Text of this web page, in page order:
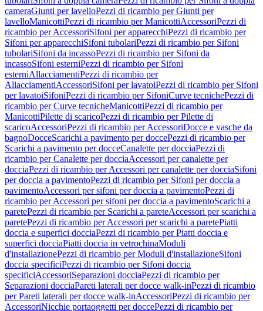
cameraGiunti per lavelloPezzi di ricambio per Giunti per
lavelloManicottiPezzi di ricambio per ManicottiAccessoriPezzi di
ricambio per AccessoriSifoni per apparecchiPezzi di ricambio per
Sifoni per apparecchiSifoni tubolariPezzi di ricambio per Sifoni
tubolariSifoni da incassoPezzi di ricambio per Sifoni da
incassoSifoni esterniPezzi di ricambio per Sifoni
esterniAllacciamentiPezzi di ricambio per
AllacciamentiAccessoriSifoni per lavatoiPezzi di ricambio per Sifoni
per lavatoiSifoniPezzi di ricambio per SifoniCurve tecnichePezzi di
ricambio per Curve tecnicheManicottiPezzi di ricambio per
ManicottiPilette di scaricoPezzi di ricambio per Pilette di
scaricoAccessoriPezzi di ricambio per AccessoriDocce e vasche da
bagnoDocceScarichi a pavimento per doccePezzi di ricambio per
Scarichi a pavimento per docceCanalette per docciaPezzi di
ricambio per Canalette per docciaAccessori per canalette per
docciaPezzi di ricambio per Accessori per canalette per docciaSifoni
per doccia a pavimentoPezzi di ricambio per Sifoni per doccia a
pavimentoAccessori per sifoni per doccia a pavimentoPezzi di
ricambio per Accessori per sifoni per doccia a pavimentoScarichi a
paretePezzi di ricambio per Scarichi a pareteAccessori per scarichi a
paretePezzi di ricambio per Accessori per scarichi a paretePiatti
doccia e superfici docciaPezzi di ricambio per Piatti doccia e
superfici docciaPiatti doccia in vetrochinaModuli
d'installazionePezzi di ricambio per Moduli d'installazioneSifoni
doccia specificiPezzi di ricambio per Sifoni doccia
specificiAccessoriSeparazioni docciaPezzi di ricambio per
Separazioni docciaPareti laterali per docce walk-inPezzi di ricambio
per Pareti laterali per docce walk-inAccessoriPezzi di ricambio per
AccessoriNicchie portaoggetti per doccePezzi di ricambio per